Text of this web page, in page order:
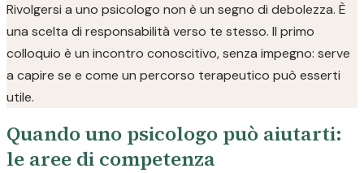
Rivolgersi a uno psicologo non è un segno di debolezza. È
una scelta di responsabilità verso te stesso. Il primo
colloquio è un incontro conoscitivo, senza impegno: serve
a capire se e come un percorso terapeutico può esserti
utile.
Quando uno psicologo può aiutarti:
le aree di competenza